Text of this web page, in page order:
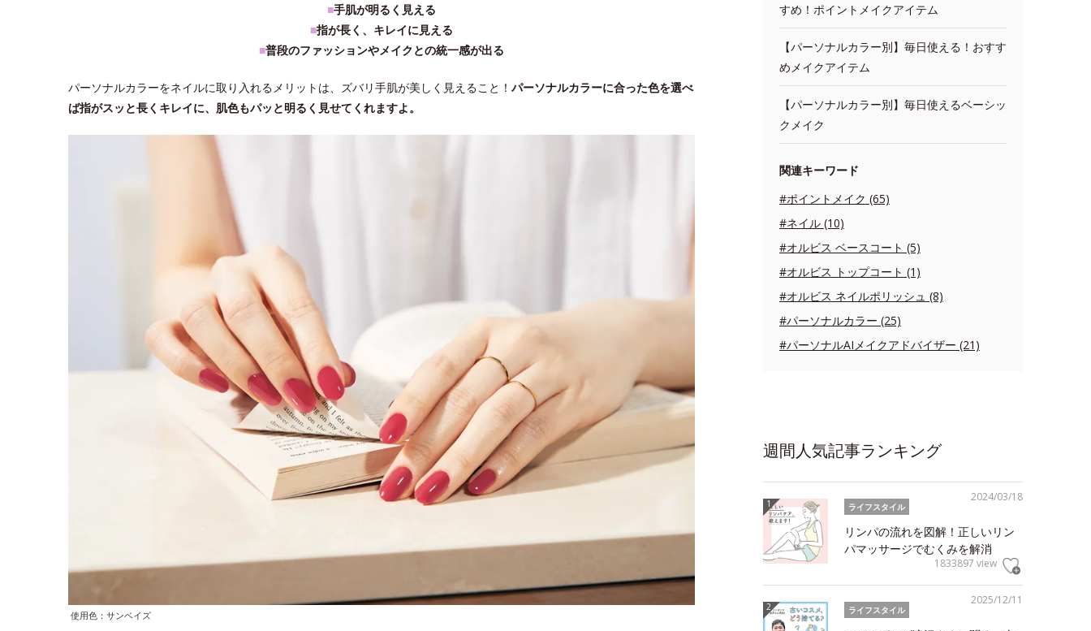
■手肌が明るく見える
■指が長く、キレイに見える
■普段のファッションやメイクとの統一感が出る
パーソナルカラーをネイルに取り入れるメリットは、ズバリ手肌が美しく見えること！ パーソナルカラーに合った色を選べ
ば指がスッと長くキレイに、肌色もパッと明るく見せてくれますよ。
使用色：サンベイズ
すめ！ポイントメイクアイテム
【パーソナルカラー別】毎日使える！おすす
めメイクアイテム
【パーソナルカラー別】毎日使えるベーシッ
クメイク
関連キーワード
#ポイントメイク (65)
#ネイル (10)
#オルビス ベースコート (5)
#オルビス トップコート (1)
#オルビス ネイルポリッシュ (8)
#パーソナルカラー (25)
#パーソナルAIメイクアドバイザー (21)
週間人気記事ランキング
2024/03/18
ライフスタイル
リンパの流れを図解！正しいリン
パマッサージでむくみを解消
1833897 view
2025/12/11
ライフスタイル